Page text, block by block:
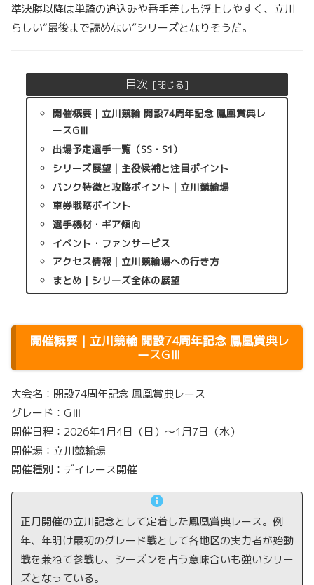
準決勝以降は単騎の追込みや番手差しも浮上しやすく、立川
らしい“最後まで読めない”シリーズとなりそうだ。
目次
開催概要｜立川競輪 開設74周年記念 鳳凰賞典レ
ースGⅢ
出場予定選手一覧（SS・S1）
シリーズ展望｜主役候補と注目ポイント
バンク特徴と攻略ポイント｜立川競輪場
車券戦略ポイント
選手機材・ギア傾向
イベント・ファンサービス
アクセス情報｜立川競輪場への行き方
まとめ｜シリーズ全体の展望
開催概要｜立川競輪 開設74周年記念 鳳凰賞典レ
ースGⅢ
大会名：開設74周年記念 鳳凰賞典レース
グレード：GⅢ
開催日程：2026年1月4日（日）〜1月7日（水）
開催場：立川競輪場
開催種別：デイレース開催
正月開催の立川記念として定着した鳳凰賞典レース。例
年、年明け最初のグレード戦として各地区の実力者が始動
戦を兼ねて参戦し、シーズンを占う意味合いも強いシリー
ズとなっている。